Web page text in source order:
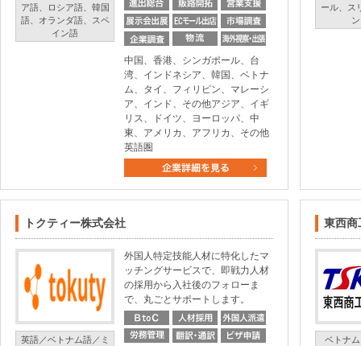
ア語、ロシア語、韓国
語、オランダ語、スペ
イン語
中国、香港、シンガポール、台
湾、インドネシア、韓国、ベトナ
ム、タイ、フィリピン、マレーシ
ア、インド、その他アジア、イギ
リス、ドイツ、ヨーロッパ、中
東、アメリカ、アフリカ、その他
英語圏
ール、ス
トクティー株式会社
英語／ベトナム語／ミ
外国人特定技能人材に特化したマ
ッチングサービスで、即戦力人材
の採用から入社後のフォローま
で、丸ごとサポートします。
東西商
ベトナ